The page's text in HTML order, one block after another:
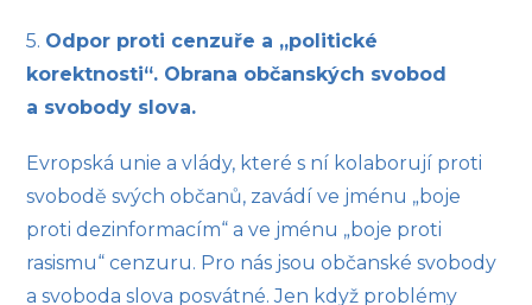
5. Odpor proti cenzuře a „politické
korektnosti“. Obrana občanských svobod
a svobody slova.
Evropská unie a vlády, které s ní kolaborují proti
svobodě svých občanů, zavádí ve jménu „boje
proti dezinformacím“ a ve jménu „boje proti
rasismu“ cenzuru. Pro nás jsou občanské svobody
a svoboda slova posvátné. Jen když problémy